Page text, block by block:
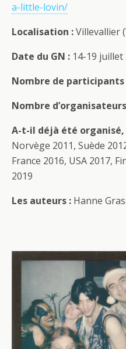
a-little-lovin/
Localisation :Villevallier
Date du GN : 14-19 juillet
Nombre de participants
Nombre
A-t-il déjà été organisé,
Norvège 2011, Suède
France 2016, USA 2017,
2019
Les auteurs : Hanne